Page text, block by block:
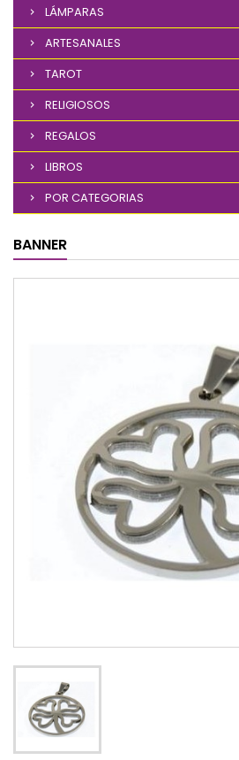
LÁMPARAS
ARTESANALES
TAROT
RELIGIOSOS
REGALOS
LIBROS
POR CATEGORIAS
BANNER